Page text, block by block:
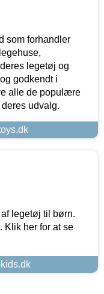
som forhandler
legetøj og
godkendt i
alle de populære
udvalg.
legetøj til børn.
Klik her for at se